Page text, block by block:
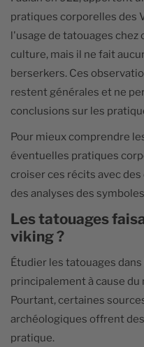
pratiques corporelles des
l'usage de tatouages
culture, mais il ne fait
berserkers. Ces
restent générales et ne
conclusions sur les
Pour mieux comprendre
éventuelles pratiques
croiser ces récits avec
des analyses des
Les tatouages
viking ?
Étudier les tatouages
principalement à cause
Pourtant, certaines
archéologiques offrent
pratique.